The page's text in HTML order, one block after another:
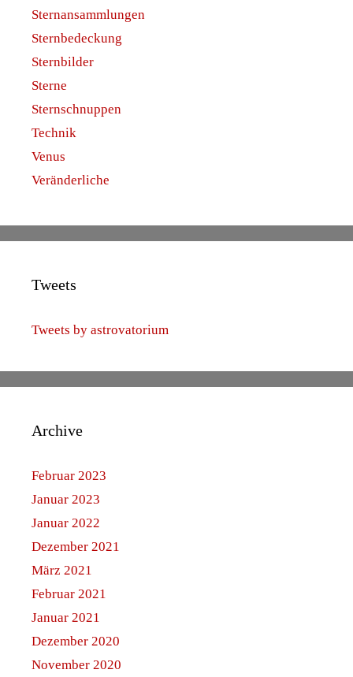
Sternansammlungen
Sternbedeckung
Sternbilder
Sterne
Sternschnuppen
Technik
Venus
Veränderliche
Tweets
Tweets by astrovatorium
Archive
Februar 2023
Januar 2023
Januar 2022
Dezember 2021
März 2021
Februar 2021
Januar 2021
Dezember 2020
November 2020